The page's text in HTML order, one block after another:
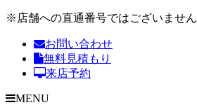
※店舗への直通番号ではございません
お問い合わせ
無料見積もり
来店予約
MENU